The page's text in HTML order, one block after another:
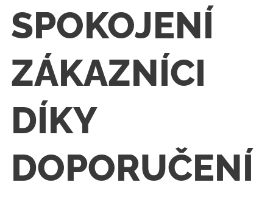
SPOKOJENÍ
ZÁKAZNÍCI
DÍKY
DOPORUČENÍ